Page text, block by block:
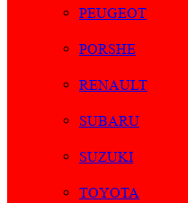
PEUGEOT
PORSHE
RENAULT
SUBARU
SUZUKI
TOYOTA